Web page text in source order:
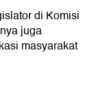
di Komisi
juga
masyarakat